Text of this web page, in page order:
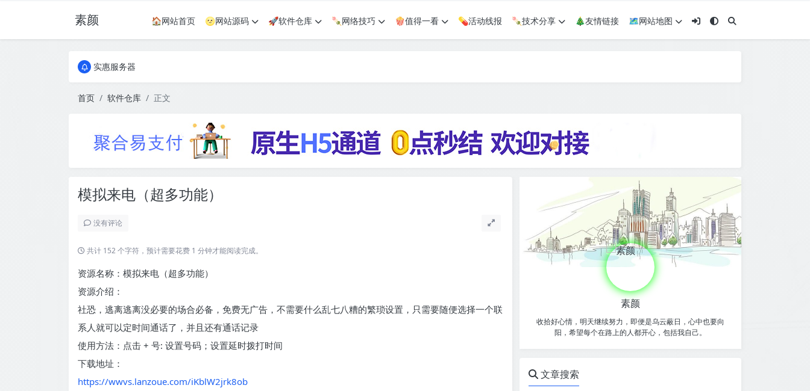
素颜 🏠网站首页 🌝网站源码 🚀软件仓库 🍡网络技巧 🍿值得一看 💊活动线报 🍡技术分享 🎄友情链接
🗺网站地图
全国免费包邮流量卡
全国免费包邮流量卡
首页 软件仓库 正文
模拟来电（超多功能）
没有评论
共计 152 个字符，预计需要花费 1 分钟才能阅读完成。
资源名称：模拟来电（超多功能）
资源介绍：
社恐，逃离逃离没必要的场合必备，免费无广告，不需要什么乱七八糟的繁琐设置，只需要随便选择一个联
系人就可以定时间通话了，并且还有通话记录
使用方法：点击 + 号: 设置号码；设置延时拨打时间
下载地址：
https://wwvs.lanzoue.com/iKblW2jrk8ob
素颜
收拾好心情，明天继续努力，即便是乌云蔽日，心中也要向
阳，希望每个在路上的人都开心，包括我自己。
文章搜索